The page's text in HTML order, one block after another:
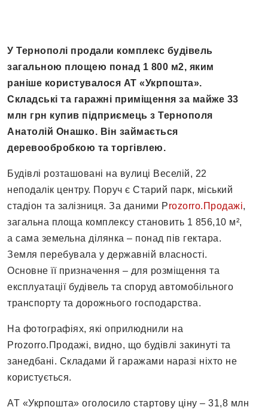
У Тернополі продали комплекс будівель
загальною площею понад 1 800 м2, яким
раніше користувалося АТ «Укрпошта».
Складські та гаражні приміщення за майже 33
млн грн купив підприємець з Тернополя
Анатолій Онашко. Він займається
деревообробкою та торгівлею.
Будівлі розташовані на вулиці Веселій, 22
неподалік центру. Поруч є Старий парк, міський
стадіон та залізниця. За даними Prozorro.Продажі,
загальна площа комплексу становить 1 856,10 м²,
а сама земельна ділянка – понад пів гектара.
Земля перебувала у державній власності.
Основне її призначення – для розміщення та
експлуатації будівель та споруд автомобільного
транспорту та дорожнього господарства.
На фотографіях, які оприлюднили на
Prozorro.Продажі, видно, що будівлі закинуті та
занедбані. Складами й гаражами наразі ніхто не
користується.
АТ «Укрпошта» оголосило стартову ціну – 31,8 млн